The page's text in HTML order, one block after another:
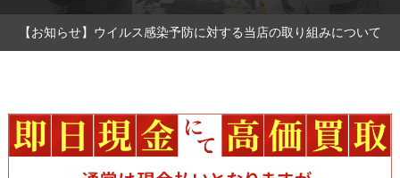
【お知らせ】ウイルス感染予防に対する当店の取り組みについて